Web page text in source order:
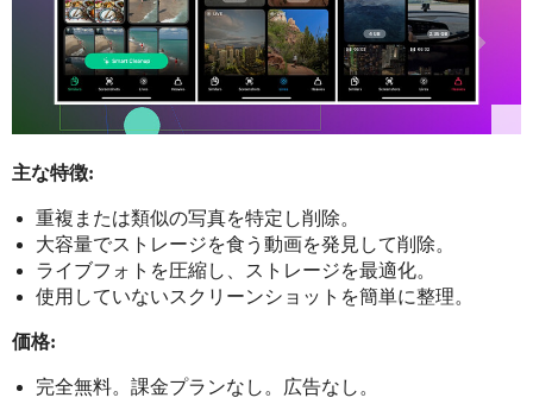
主な特徴:
重複または類似の写真を特定し削除。
大容量でストレージを食う動画を発見して削除。
ライブフォトを圧縮し、ストレージを最適化。
使用していないスクリーンショットを簡単に整理。
価格:
完全無料。課金プランなし。広告なし。